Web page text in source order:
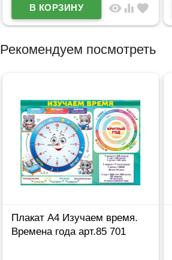
visibility equalizer favorite
Рекомендуем посмотреть
Плакат А4 Изучаем время.
Времена года арт.85 701